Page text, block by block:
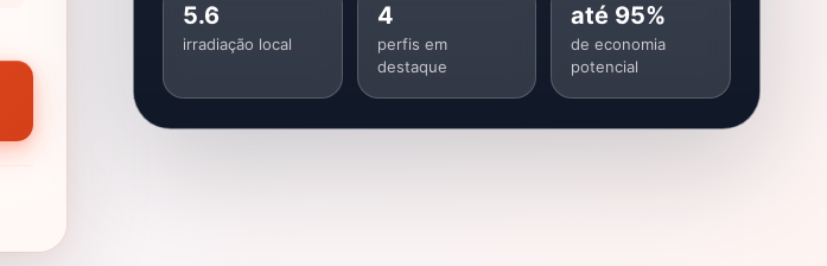
5.6
irradiação local
4
perfis em
destaque
até 95%
de economia
potencial